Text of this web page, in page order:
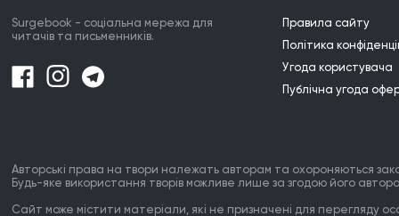
Surgebook - соціальна мережа для
читачів та письменників.
Правила сайту
Політика
Угода користувача
Публічна угода
Авторські права на твори належать авторам та охороняються
Будь-яке використання творів можливе лише за згодою його
Сайт може містити матеріали, які не призначені для перегляду